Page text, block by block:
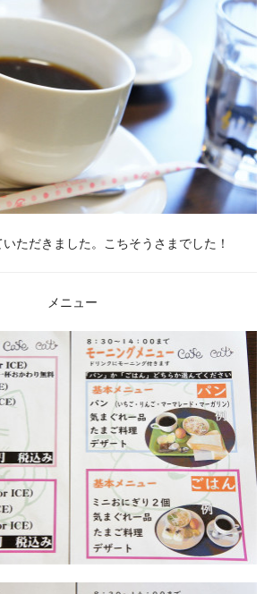
ただきました。こちそうさまでした！
メニュー